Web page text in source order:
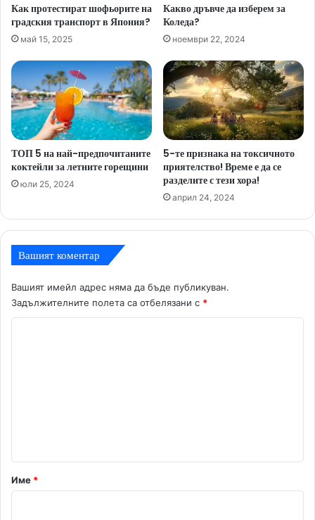
Как протестират шофьорите на
градския транспорт в Япония?
май 15, 2025
Какво дръвче да изберем за
Коледа?
ноември 22, 2024
ТОП 5 на най-предпочитаните
коктейли за летните горещини
юли 25, 2024
5-те признака на токсичното
приятелство! Време е да се
разделите с тези хора!
април 24, 2024
Вашият коментар
Вашият имейл адрес няма да бъде публикуван.
Задължителните полета са отбелязани с *
р
:
Име *